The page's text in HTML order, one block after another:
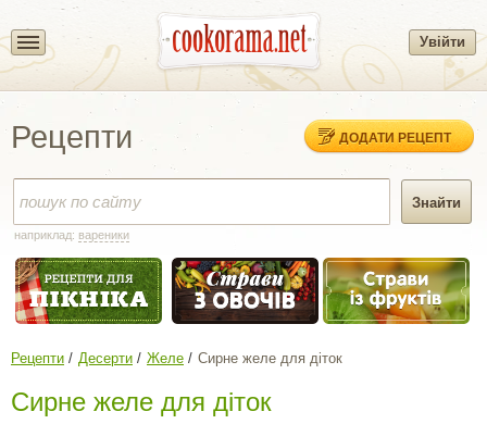
Увійти
Рецепти ДОДАТИ РЕЦЕПТ
наприклад: вареники
Рецепти Десерти Желе Сирне желе для діток
Сирне желе для діток